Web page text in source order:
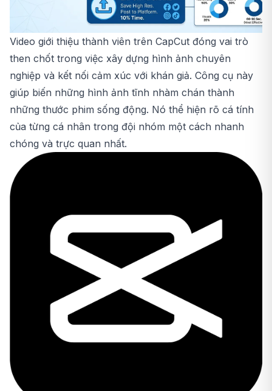
Video giới thiệu thành viên trên CapCut đóng vai trò
then chốt trong việc xây dựng hình ảnh chuyên
nghiệp và kết nối cảm xúc với khán giả. Công cụ này
giúp biến những hình ảnh tĩnh nhàm chán thành
những thước phim sống động. Nó thể hiện rõ cá tính
của từng cá nhân trong đội nhóm một cách nhanh
chóng và trực quan nhất.